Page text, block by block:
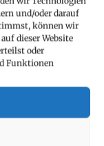
und/oder darauf
können wir
dieser Website
oder
Funktionen